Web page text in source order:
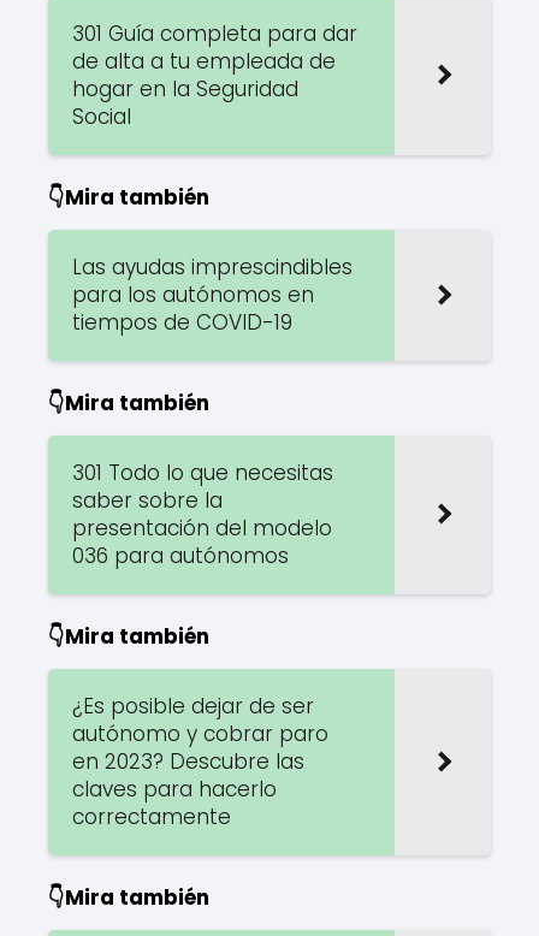
301 Guía completa para dar
de alta a tu empleada de
hogar en la Seguridad
Social
👇Mira también
Las ayudas imprescindibles
para los autónomos en
tiempos de COVID-19
👇Mira también
301 Todo lo que necesitas
saber sobre la
presentación del modelo
036 para autónomos
👇Mira también
¿Es posible dejar de ser
autónomo y cobrar paro
en 2023? Descubre las
claves para hacerlo
correctamente
👇Mira también